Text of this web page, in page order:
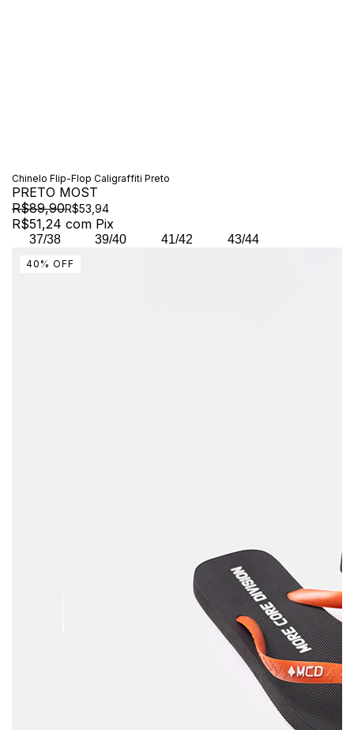
Chinelo Flip-Flop Caligraffiti Preto
PRETO MOST
R$89,90R$53,94
R$51,24 com Pix
37/38 39/40 41/42 43/44
40 % OFF